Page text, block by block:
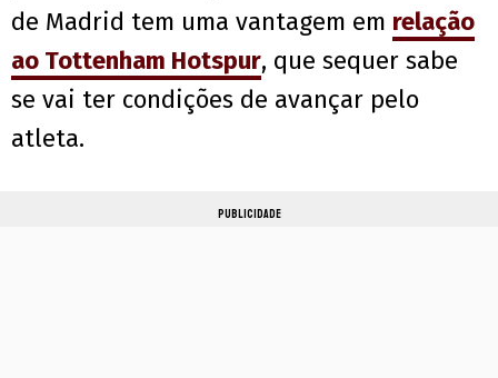
de Madrid tem uma vantagem em relação
ao Tottenham Hotspur, que sequer sabe
se vai ter condições de avançar pelo
atleta.
PUBLICIDADE